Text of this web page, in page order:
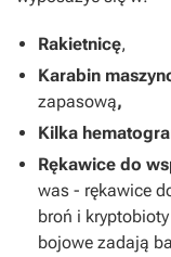
Rakietnicę,
Karabin
zapasową,
Kilka
Rękawice do
was - rękawice
broń i
bojowe zadają